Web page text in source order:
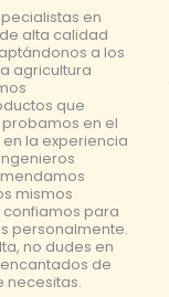
en
alta calidad
a los
agricultura
que
en el
la experiencia
mismos
confiamos para
personalmente.
no dudes en
de
necesitas.